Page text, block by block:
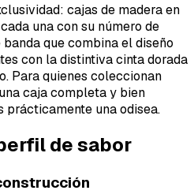
cajas de madera en
una con su número de
que combina el diseño
con la distintiva cinta dorada
Para quienes coleccionan
caja completa y bien
prácticamente una odisea.
de sabor